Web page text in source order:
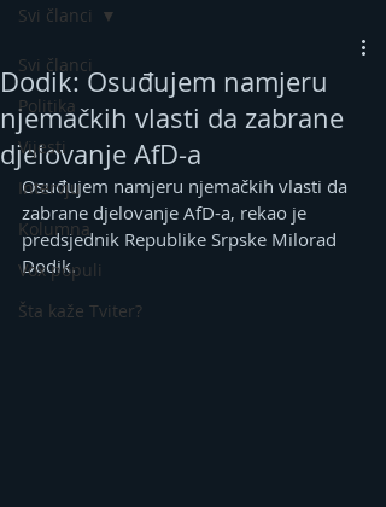
Svi članci
Politika
Vijesti
Intervju
Kolumna
Vox populi
Šta kaže Tviter?
Svi članci
Dodik: Osuđujem namjeru
njemačkih vlasti da zabrane
djelovanje AfD-a
Osuđujem namjeru njemačkih vlasti da
zabrane djelovanje AfD-a, rekao je
predsjednik Republike Srpske Milorad
Dodik.